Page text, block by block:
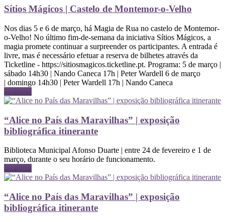
Sítios Mágicos | Castelo de Montemor-o-Velho
Nos dias 5 e 6 de março, há Magia de Rua no castelo de Montemor-
o-Velho! No último fim-de-semana da iniciativa Sítios Mágicos, a
magia promete continuar a surpreender os participantes. A entrada é
livre, mas é necessário efetuar a reserva de bilhetes através da
Ticketline - https://sitiosmagicos.ticketline.pt. Programa: 5 de março |
sábado 14h30 | Nando Caneca 17h | Peter Wardell 6 de março
| domingo 14h30 | Peter Wardell 17h | Nando Caneca
Ler mais
“Alice no País das Maravilhas” | exposição
bibliográfica itinerante
Biblioteca Municipal Afonso Duarte | entre 24 de fevereiro e 1 de
março, durante o seu horário de funcionamento.
Ler mais
“Alice no País das Maravilhas” | exposição
bibliográfica itinerante